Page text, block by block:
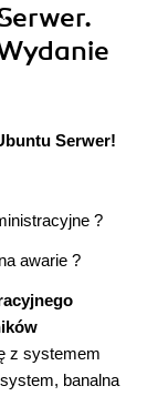
Serwer!
?
awarie ?
z systemem
banalna